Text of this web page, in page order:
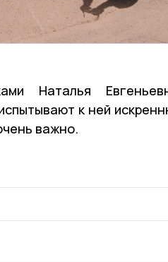
Наталья
к ней
важно.